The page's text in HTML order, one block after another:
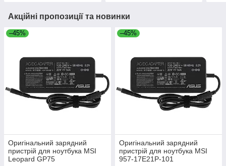
Акційні пропозиції та новинки
–45%
Оригінальний зарядний
пристрій для ноутбука MSI
Leopard GP75
–45%
Оригінальний зарядний
пристрій для ноутбука MSI
957-17E21P-101